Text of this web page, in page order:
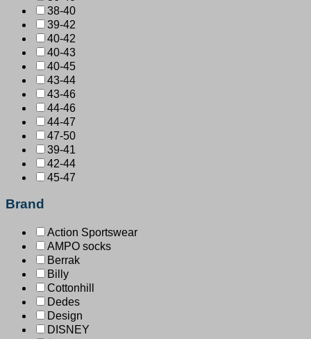
38-40
39-42
40-42
40-43
40-45
43-44
43-46
44-46
44-47
47-50
39-41
42-44
45-47
Brand
Action Sportswear
AMPO socks
Berrak
Billy
Cottonhill
Dedes
Design
DISNEY